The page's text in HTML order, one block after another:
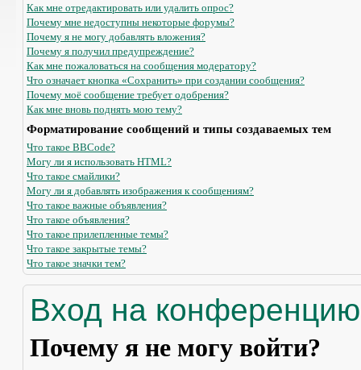
Как мне отредактировать или удалить опрос?
Почему мне недоступны некоторые форумы?
Почему я не могу добавлять вложения?
Почему я получил предупреждение?
Как мне пожаловаться на сообщения модератору?
Что означает кнопка «Сохранить» при создании сообщения?
Почему моё сообщение требует одобрения?
Как мне вновь поднять мою тему?
Форматирование сообщений и типы создаваемых тем
Что такое BBCode?
Могу ли я использовать HTML?
Что такое смайлики?
Могу ли я добавлять изображения к сообщениям?
Что такое важные объявления?
Что такое объявления?
Что такое прилепленные темы?
Что такое закрытые темы?
Что такое значки тем?
Вход на
Почему я не могу войти?